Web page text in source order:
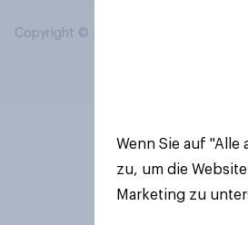
Copyright © 2026 YouGov PLC. Alle
Wenn Sie auf
zu, um die
Marketing zu